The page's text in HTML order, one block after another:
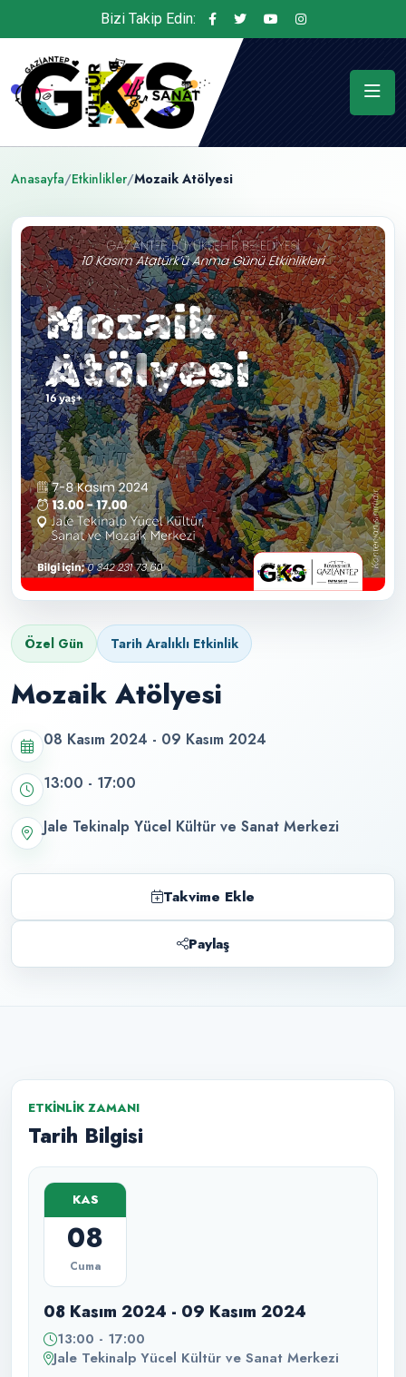
Bizi Takip Edin:
Anasayfa/Etkinlikler/Mozaik Atölyesi
Özel Gün Tarih Aralıklı Etkinlik
Mozaik Atölyesi
08 Kasım 2024 - 09 Kasım 2024
13:00 - 17:00
Jale Tekinalp Yücel Kültür ve Sanat Merkezi
Takvime Ekle
Paylaş
ETKINLIK ZAMANI
Tarih Bilgisi
KAS
08
Cuma
08 Kasım 2024 - 09 Kasım 2024
13:00 - 17:00
Jale Tekinalp Yücel Kültür ve Sanat Merkezi